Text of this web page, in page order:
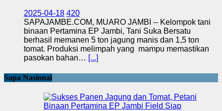
2025-04-18 420
SAPAJAMBE.COM, MUARO JAMBI -- Kelompok tani
binaan Pertamina EP Jambi, Tani Suka Bersatu
berhasil memanen 5 ton jagung manis dan 1,5 ton
tomat. Produksi melimpah yang mampu memastikan
pasokan bahan… [...]
Sapa Nasional